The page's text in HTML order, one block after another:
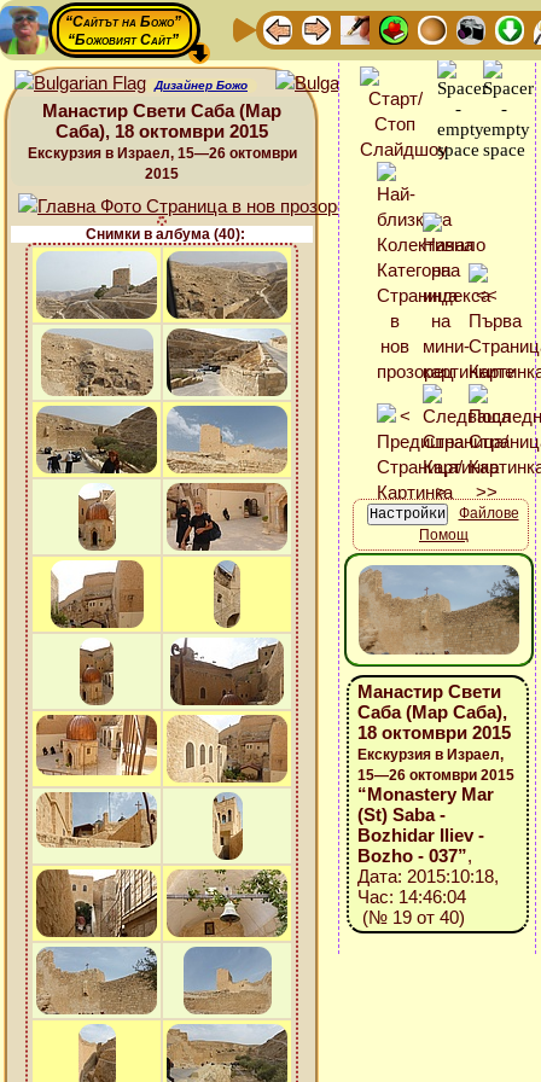
“Сайтът на Божо”
“Божовият Сайт”
Дизайнер Божо
Манастир Свети Саба (Мар
Саба), 18 октомври 2015
Екскурзия в Израел, 15—26 октомври
2015
Снимки в албума (40):
Файлове
Помощ
Манастир Свети
Саба (Мар Саба),
18 октомври 2015
Екскурзия в Израел,
15—26 октомври 2015
“Monastery Mar
(St) Saba -
Bozhidar Iliev -
Bozho - 037”,
Дата: 2015:10:18,
Час: 14:46:04
(№ 19 от 40)